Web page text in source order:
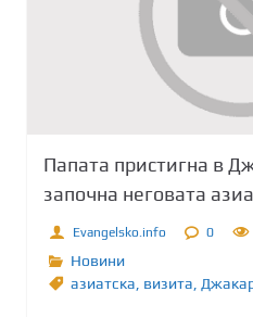
Папата пристигна в
започна неговата
Evangelsko.info 0
Новини
азиатска, визита,